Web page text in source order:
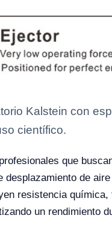
Kalstein con
científico.
que
de
resistencia química,
un rendimiento